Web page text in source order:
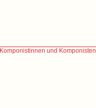
Komponistinnen und Komponisten